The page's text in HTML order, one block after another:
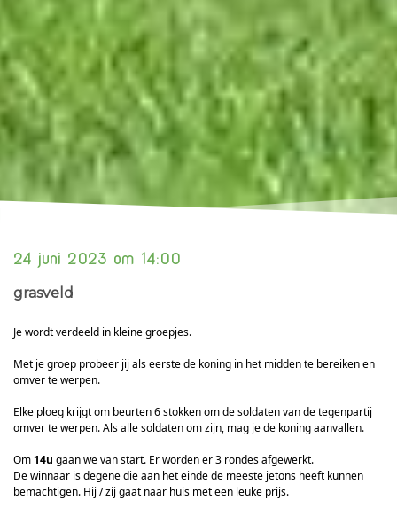
24 juni 2023 om 14:00
grasveld
Je wordt verdeeld in kleine groepjes.
Met je groep probeer jij als eerste de koning in het midden te bereiken en
omver te werpen.
Elke ploeg krijgt om beurten 6 stokken om de soldaten van de tegenpartij
omver te werpen. Als alle soldaten om zijn, mag je de koning aanvallen.
Om14u gaan we van start. Er worden er 3 rondes afgewerkt.
De winnaar is degene die aan het einde de meeste jetons heeft kunnen
bemachtigen. Hij / zij gaat naar huis met een leuke prijs.